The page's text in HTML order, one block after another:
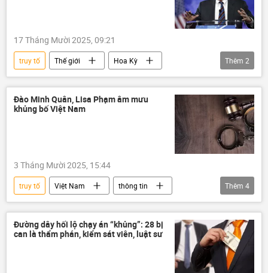
17 Tháng Mười 2025, 09:21
truy tố Thế giới
Hoa Kỳ
John Bolton
Donald Trump
Thêm 2
Đào Minh Quân, Lisa Phạm âm mưu
khủng bố Việt Nam
3 Tháng Mười 2025, 15:44
truy tố Việt Nam
thông tin
VKSND Tối cao
Pháp luật
Xã hội
tội phạm
Thêm 4
Đường dây hối lộ chạy án “khủng”: 28 bị
can là thẩm phán, kiểm sát viên, luật sư